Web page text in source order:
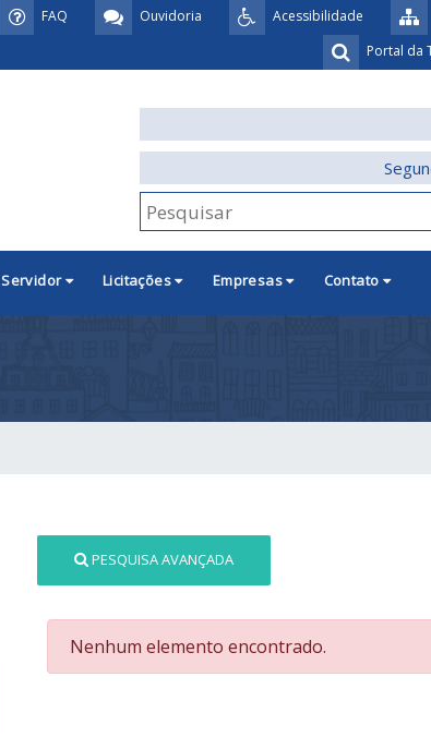
Acessibilidade
Ouvidoria
FAQ
Portal da
Servidor Licitações Empresas Contato
PESQUISA AVANÇADA
Nenhum elemento encontrado.